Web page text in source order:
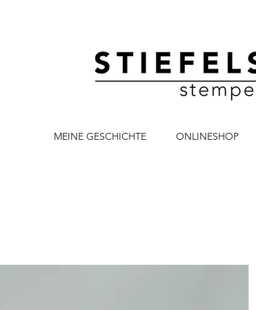
MEINE GESCHICHTE ONLINESHOP